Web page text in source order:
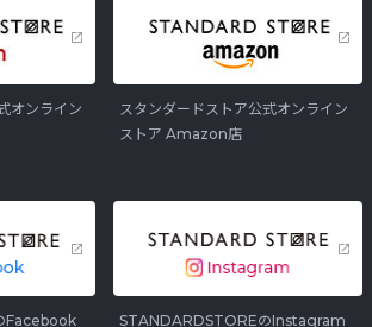
オンライン
スタンダードストア公式オンライン
ストア Amazon店
Facebook STANDARDSTOREのInstagram